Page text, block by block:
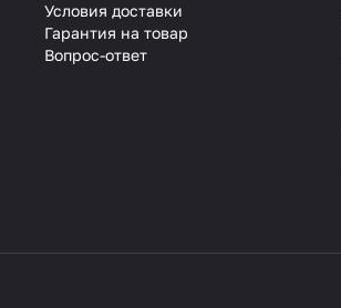
Условия доставки
Гарантия на товар
Вопрос-ответ